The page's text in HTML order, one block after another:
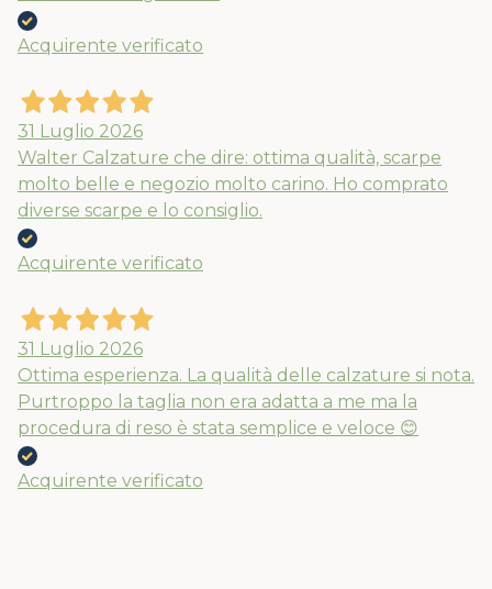
Acquirente verificato
31 Luglio 2026
Walter Calzature che dire: ottima qualità, scarpe
molto belle e negozio molto carino. Ho comprato
diverse scarpe e lo consiglio.
Acquirente verificato
31 Luglio 2026
Ottima esperienza. La qualità delle calzature si nota.
Purtroppo la taglia non era adatta a me ma la
procedura di reso è stata semplice e veloce 😊
Acquirente verificato